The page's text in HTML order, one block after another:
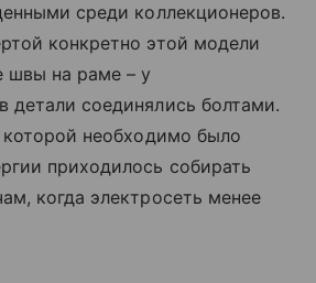
среди коллекционеров.
конкретно этой модели
швы на раме – у
детали соединялись болтами.
необходимо было
приходилось собирать
когда электросеть менее